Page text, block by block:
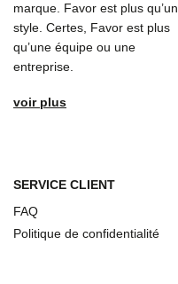
marque. Favor est plus qu’un
style. Certes, Favor est plus
qu’une équipe ou une
entreprise.
voir plus
SERVICE CLIENT
FAQ
Politique de confidentialité